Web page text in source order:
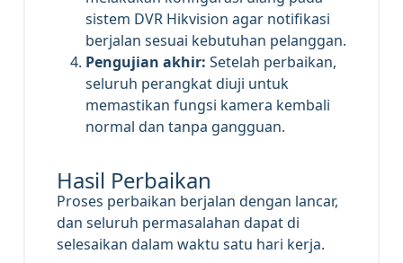
sistem DVR Hikvision agar notifikasi
berjalan sesuai kebutuhan pelanggan.
Pengujian akhir: Setelah perbaikan,
seluruh perangkat diuji untuk
memastikan fungsi kamera kembali
normal dan tanpa gangguan.
Hasil Perbaikan
Proses perbaikan berjalan dengan lancar,
dan seluruh permasalahan dapat di
selesaikan dalam waktu satu hari kerja.